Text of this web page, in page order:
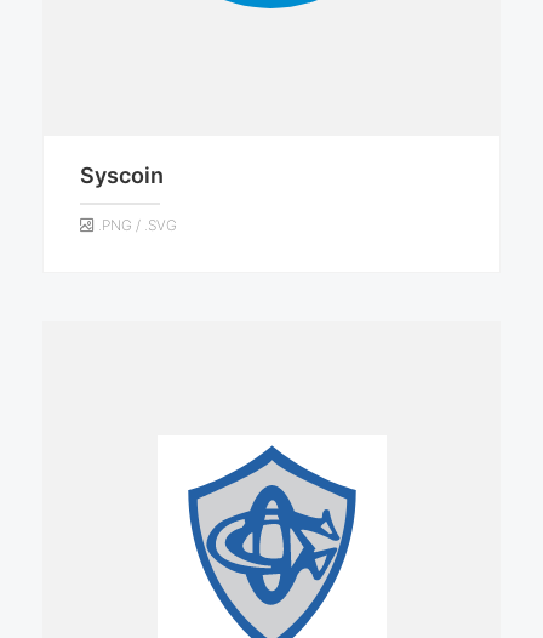
Syscoin
.PNG / .SVG